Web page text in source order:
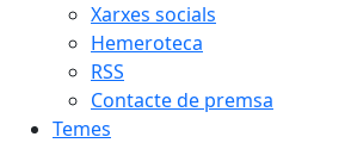
Xarxes socials
Hemeroteca
RSS
Contacte de premsa
Temes